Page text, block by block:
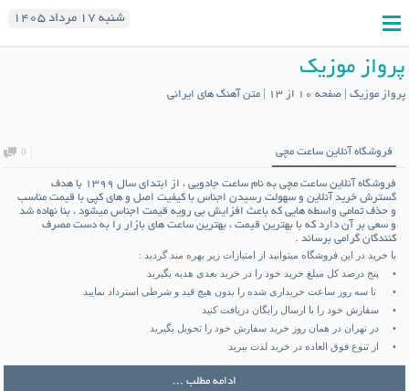
شنبه ۱۷ مرداد ۱۴۰۵
پرواز موزیک
پرواز موزیک | صفحه 10 از 13 | متن آهنگ های ایرانی
فروشگاه آنلاین ساعت مچی 0
فروشگاه آنلاین ساعت مچی به نامساعت جادویی
، از ابتدای سال ۱۳۹۹ با هدف
گسترش خرید آنلاین و سهولت رسیدن اجناس با کیفیت اصل و های کپی با قیمت مناسب
و حذف تمامی واسطه هایی که باعث افزایش بی رویه قیمت اجناس میشود ، بنا نهاده شد
و سعی بر آن دارد که با بهترین قیمت ، بهترین ساعت های بازار را به دست مصرف
کنندگان گرامی برساند .
با خرید در این فروشگاه میتوانید از امتیازات زیر بهره مند گردید :
• پنج درصد کل مبلغ خرید خود را در خرید بعدی هدیه بگیرید
• تا سه روز ساعت خریداری شده را بدون هیچ قید و شرطی استرداد نمایید
• سفارش خود را با ارسال رایگان دریافت کنید
• در تهران در همان روز خرید سفارش خود را تحویل بگیرید
• از تنوع فوق العاده در خرید لذت ببرید
ادامه مطلب ...